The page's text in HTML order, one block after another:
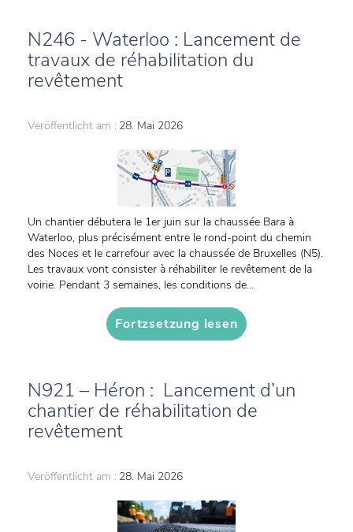
N246 - Waterloo : Lancement de
travaux de réhabilitation du
revêtement
Veröffentlicht am : 28. Mai 2026
Un chantier débutera le 1er juin sur la chaussée Bara à
Waterloo, plus précisément entre le rond-point du chemin
des Noces et le carrefour avec la chaussée de Bruxelles (N5).
Les travaux vont consister à réhabiliter le revêtement de la
voirie. Pendant 3 semaines, les conditions de...
Fortzsetzung lesen
N921 – Héron : Lancement d’un
chantier de réhabilitation de
revêtement
Veröffentlicht am : 28. Mai 2026